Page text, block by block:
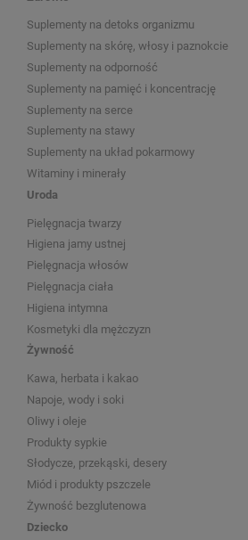
Suplementy na detoks organizmu
Suplementy na skórę, włosy i paznokcie
Suplementy na odporność
Suplementy na pamięć i koncentrację
Suplementy na serce
Suplementy na stawy
Suplementy na układ pokarmowy
Witaminy i minerały
Uroda
Pielęgnacja twarzy
Higiena jamy ustnej
Pielęgnacja włosów
Pielęgnacja ciała
Higiena intymna
Kosmetyki dla mężczyzn
Żywność
Kawa, herbata i kakao
Napoje, wody i soki
Oliwy i oleje
Produkty sypkie
Słodycze, przekąski, desery
Miód i produkty pszczele
Żywność bezglutenowa
Dziecko